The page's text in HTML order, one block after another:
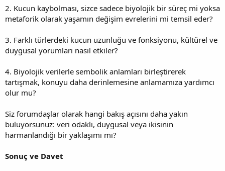
2. Kucun kaybolması, sizce sadece biyolojik bir süreç mi yoksa
metaforik olarak yaşamın değişim evrelerini mi temsil eder?
3. Farklı türlerdeki kucun uzunluğu ve fonksiyonu, kültürel ve
duygusal yorumları nasıl etkiler?
4. Biyolojik verilerle sembolik anlamları birleştirerek
tartışmak, konuyu daha derinlemesine anlamamıza yardımcı
olur mu?
Siz forumdaşlar olarak hangi bakış açısını daha yakın
buluyorsunuz: veri odaklı, duygusal veya ikisinin
harmanlandığı bir yaklaşımı mı?
Sonuç ve Davet